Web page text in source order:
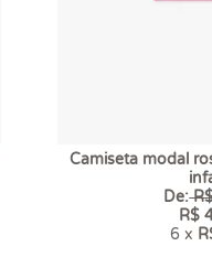
Camiseta modal
De:
R$
6 x